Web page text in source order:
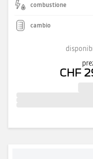
combustione
cambio
CHF